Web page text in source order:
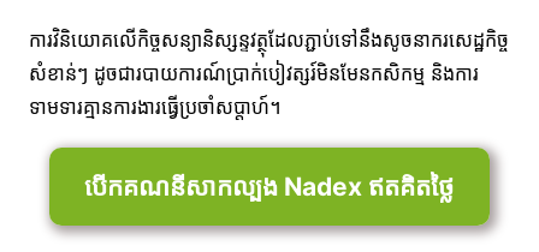
ការវិនិយោគលើកិច្ចសន្យានិស្សន្ទវត្ថុដែលភ្ជាប់ទៅនឹងសូចនាករសេដ្ឋកិច្ច
សំខាន់ៗ ដូចជារបាយការណ៍ប្រាក់បៀវត្សរ៍មិនមែនកសិកម្ម និងការ
ទាមទារគ្មានការងារធ្វើប្រចាំសប្តាហ៍។
បើកគណនីសាកល្បង Nadex ឥតគិតថ្លៃ